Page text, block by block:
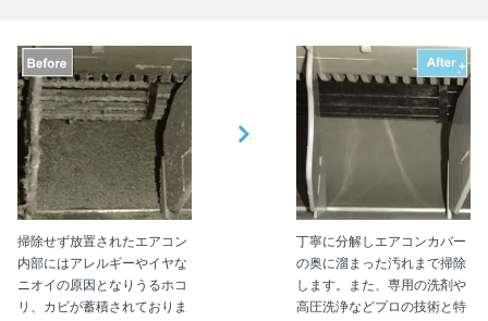
掃除せず放置されたエアコン
内部にはアレルギーやイヤな
ニオイの原因となりうるホコ
リ、カビが蓄積されておりま
丁寧に分解しエアコンカバー
の奥に溜まった汚れまで掃除
します。また、専用の洗剤や
高圧洗浄などプロの技術と特